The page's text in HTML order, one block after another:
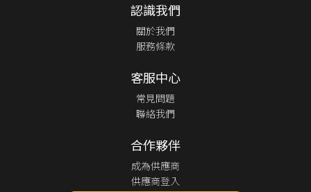
認識我們
關於我們
服務條款
客服中心
常見問題
聯絡我們
合作夥伴
成為供應商
供應商登入